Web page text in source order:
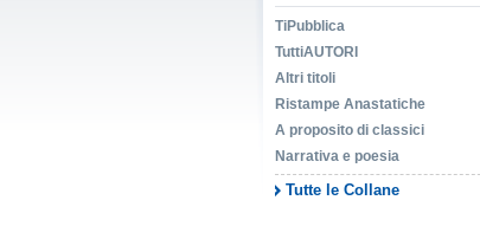
TiPubblica
TuttiAUTORI
Altri titoli
Ristampe Anastatiche
A proposito di classici
Narrativa e poesia
Tutte le Collane